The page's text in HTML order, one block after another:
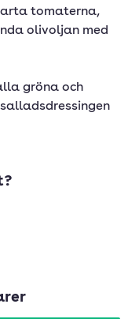
tomaterna,
olivoljan med
gröna och